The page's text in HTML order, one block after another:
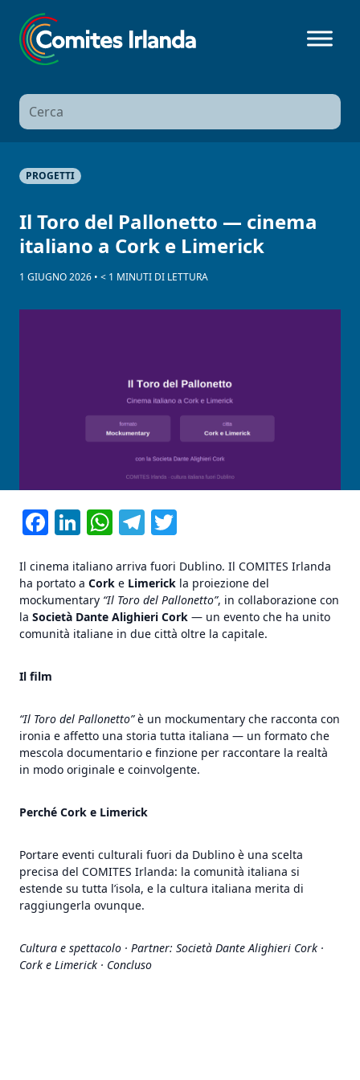
Ricerca
per:
PROGETTI
Il Toro del Pallonetto — cinema
italiano a Cork e Limerick
1 GIUGNO 2026 • < 1 MINUTI DI LETTURA
Facebook
LinkedIn
WhatsApp
Telegram
Il cinema italiano arriva fuori Dublino. Il COMITES Irlanda
ha portato a Cork e Limerick la proiezione del
mockumentary “Il Toro del Pallonetto”, in collaborazione con
la Società Dante Alighieri Cork — un evento che ha unito
comunità italiane in due città oltre la capitale.
Il film
“Il Toro del Pallonetto”è un mockumentary che racconta con
ironia e affetto una storia tutta italiana — un formato che
mescola documentario e finzione per raccontare la realtà
in modo originale e coinvolgente.
Perché Cork e Limerick
Portare eventi culturali fuori da Dublino è una scelta
precisa del COMITES Irlanda: la comunità italiana si
estende su tutta l’isola, e la cultura italiana merita di
raggiungerla ovunque.
Cultura e spettacolo · Partner: Società Dante Alighieri Cork ·
Cork e Limerick · Concluso